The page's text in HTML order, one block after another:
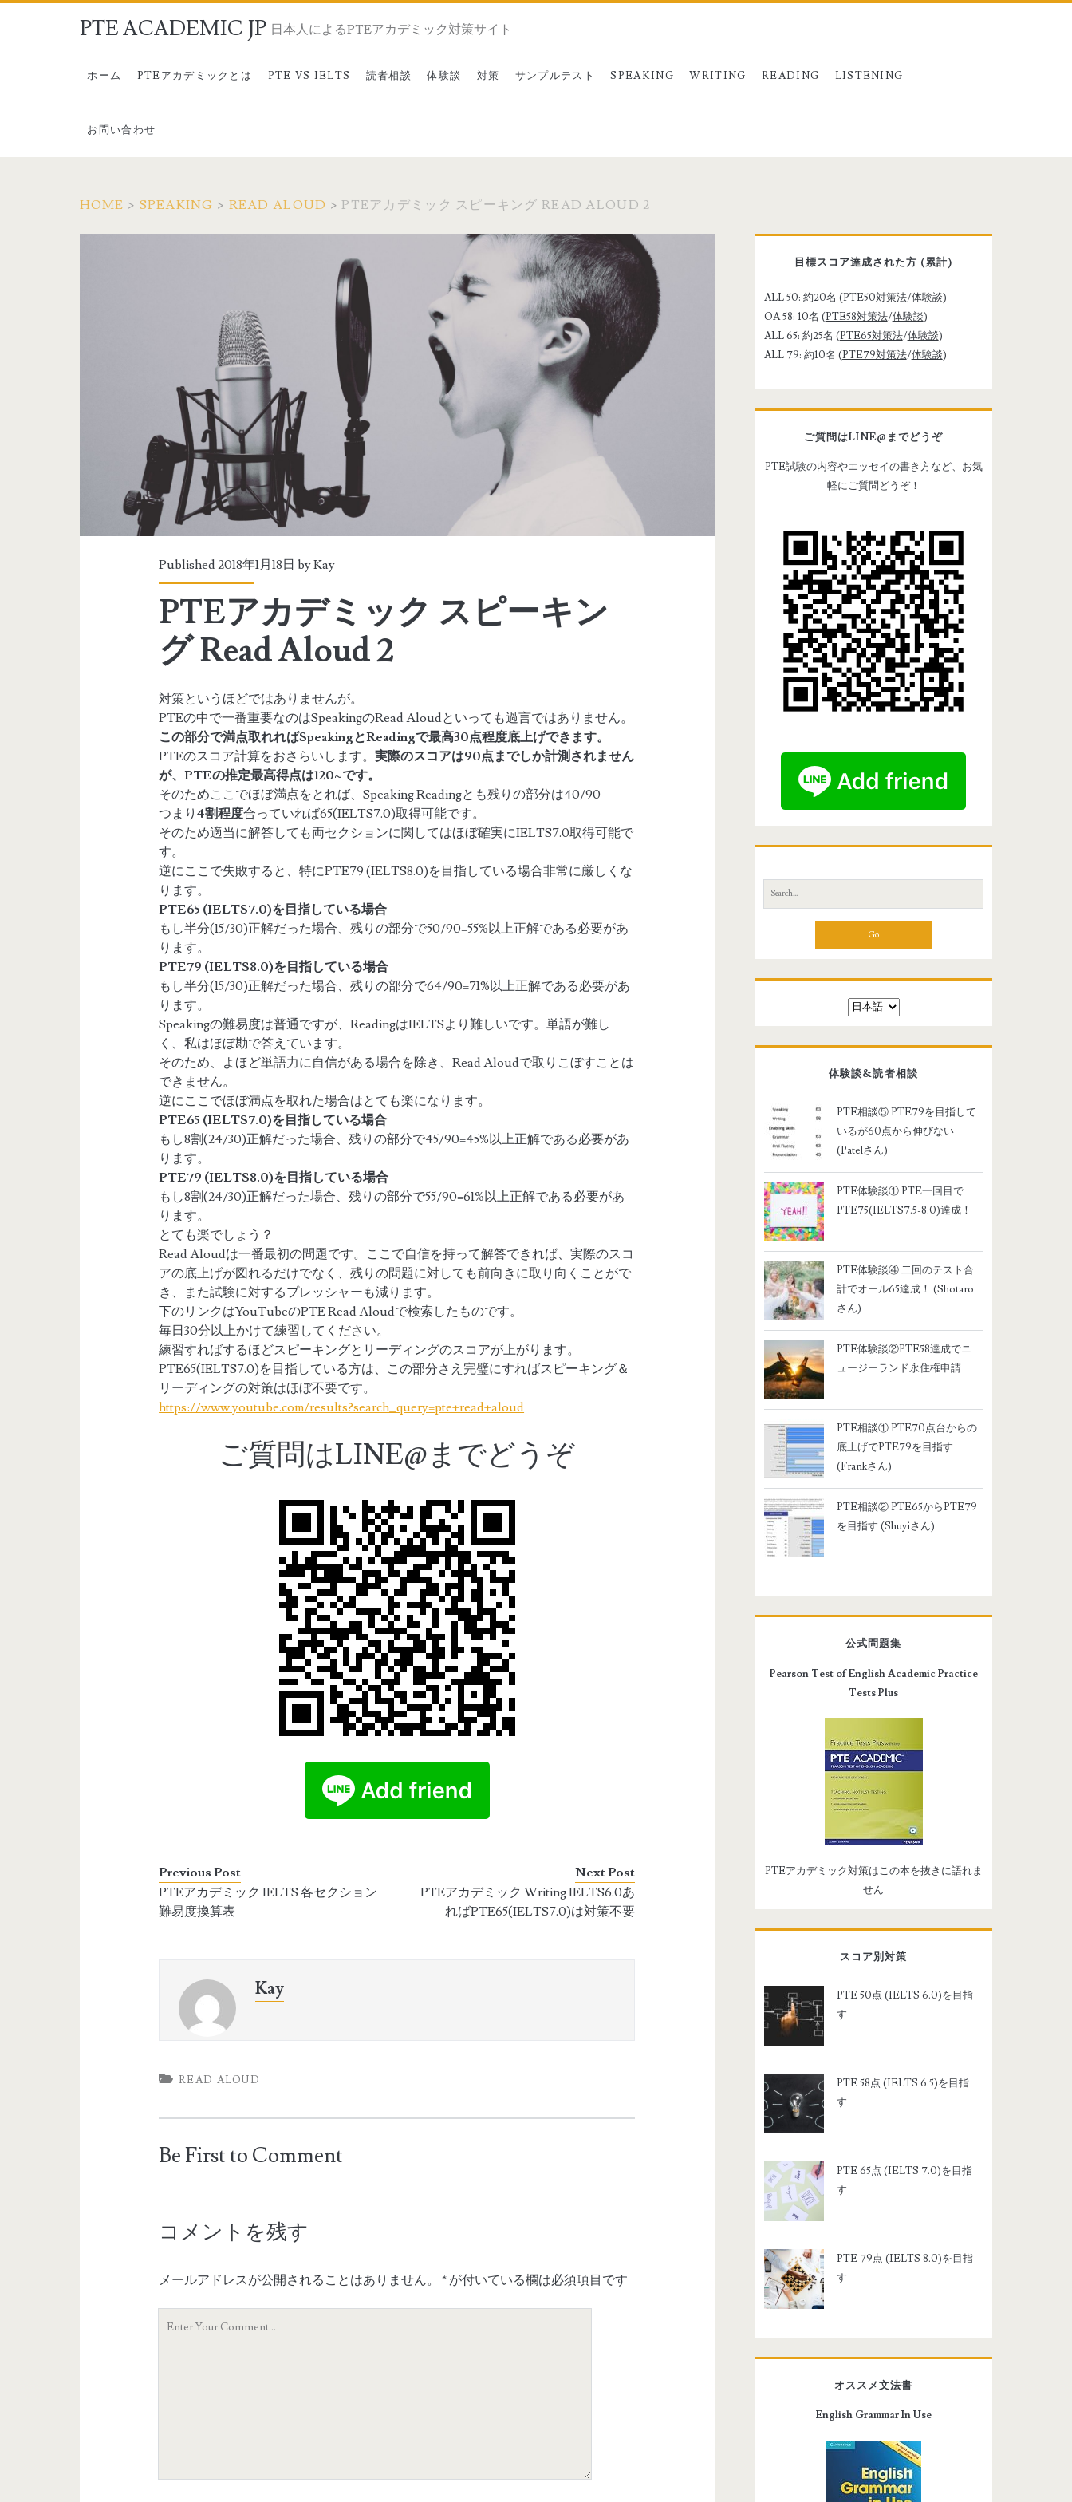
PTE ACADEMIC JP 日本人によるPTEアカデミック対策サイト
ホーム PTEアカデミックとは PTE VS IELTS 読者相談 体験談 対策 サンプルテスト SPEAKING WRITING READING LISTENING
お問い合わせ
HOME > SPEAKING > READ ALOUD >PTEアカデミック スピーキング READ ALOUD 2
Published 2018年1月18日 byKay
PTEアカデミック スピーキン
グ Read Aloud 2
対策というほどではありませんが。
PTEの中で一番重要なのはSpeakingのRead Aloudといっても過言ではありません。
この部分で満点取れればSpeakingとReadingで最高30点程度底上げできます。
PTEのスコア計算をおさらいします。実際のスコアは90点までしか計測されません
が、PTEの推定最高得点は120~です。
そのためここでほぼ満点をとれば、Speaking Readingとも残りの部分は40/90
つまり4割程度合っていれば65(IELTS7.0)取得可能です。
そのため適当に解答しても両セクションに関してはほぼ確実にIELTS7.0取得可能で
す。
逆にここで失敗すると、特にPTE79 (IELTS8.0)を目指している場合非常に厳しくな
ります。
PTE65 (IELTS7.0)を目指している場合
もし半分(15/30)正解だった場合、残りの部分で50/90=55%以上正解である必要があ
ります。
PTE79 (IELTS8.0)を目指している場合
もし半分(15/30)正解だった場合、残りの部分で64/90=71%以上正解である必要があ
ります。
Speakingの難易度は普通ですが、ReadingはIELTSより難しいです。単語が難し
く、私はほぼ勘で答えています。
そのため、よほど単語力に自信がある場合を除き、Read Aloudで取りこぼすことは
できません。
逆にここでほぼ満点を取れた場合はとても楽になります。
PTE65 (IELTS7.0)を目指している場合
もし8割(24/30)正解だった場合、残りの部分で45/90=45%以上正解である必要があ
ります。
PTE79 (IELTS8.0)を目指している場合
もし8割(24/30)正解だった場合、残りの部分で55/90=61%以上正解である必要があ
ります。
とても楽でしょう？
Read Aloudは一番最初の問題です。ここで自信を持って解答できれば、実際のスコ
アの底上げが図れるだけでなく、残りの問題に対しても前向きに取り向くことがで
き、また試験に対するプレッシャーも減ります。
下のリンクはYouTubeのPTE Read Aloudで検索したものです。
毎日30分以上かけて練習してください。
練習すればするほどスピーキングとリーディングのスコアが上がります。
PTE65(IELTS7.0)を目指している方は、この部分さえ完璧にすればスピーキング＆
リーディングの対策はほぼ不要です。
https://www.youtube.com/results?search_query=pte+read+aloud
ご質問はLINE@までどうぞ
Previous Post
PTEアカデミック IELTS 各セクション
難易度換算表
Next Post
PTEアカデミック Writing IELTS6.0あ
ればPTE65(IELTS7.0)は対策不要
Kay
READ ALOUD
Be First to Comment
コメントを残す
メールアドレスが公開されることはありません。 *が付いている欄は必須項目です
Y
r
m
a
y
目標スコア達成された方 (累計)
ALL 50: 約20名 (PTE50対策法/体験談)
OA 58: 10名 (PTE58対策法/体験談)
ALL 65: 約25名 (PTE65対策法/体験談)
ALL 79: 約10名 (PTE79対策法/体験談)
ご質問はLINE@までどうぞ
PTE試験の内容やエッセイの書き方など、お気
軽にご質問どうぞ！
e
h
r
言
を
体験談&読者相談
PTE相談⑤ PTE79を目指して
いるが60点から伸びない
(Patelさん)
PTE体験談① PTE一回目で
PTE75(IELTS7.5-8.0)達成！
PTE体験談④ 二回のテスト合
計でオール65達成！ (Shotaro
さん)
PTE体験談②PTE58達成でニ
ュージーランド永住権申請
PTE相談① PTE70点台からの
底上げでPTE79を目指す
(Frankさん)
PTE相談② PTE65からPTE79
を目指す (Shuyiさん)
公式問題集
Pearson Test of English Academic Practice
Tests Plus
PTEアカデミック対策はこの本を抜きに語れま
せん
スコア別対策
PTE 50点 (IELTS 6.0)を目指
す
PTE 58点 (IELTS 6.5)を目指
す
PTE 65点 (IELTS 7.0)を目指
す
PTE 79点 (IELTS 8.0)を目指
す
オススメ文法書
English Grammar In Use